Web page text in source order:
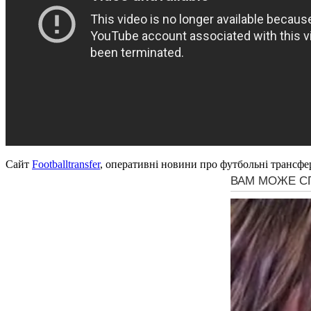
Сайт Footballtransfer, оперативні новини про футбольні